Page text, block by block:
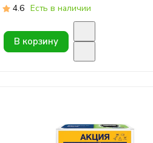
4.6 Есть в наличии
В корзину